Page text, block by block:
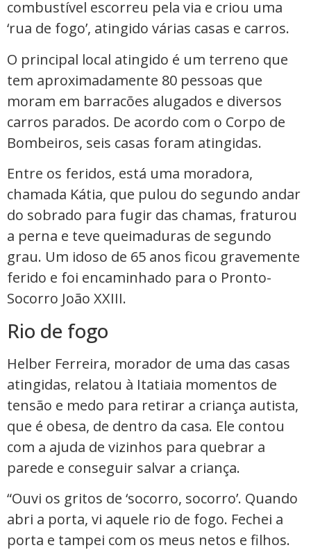
combustível escorreu pela via e criou uma
‘rua de fogo’, atingido várias casas e carros.
O principal local atingido é um terreno que
tem aproximadamente 80 pessoas que
moram em barracões alugados e diversos
carros parados. De acordo com o Corpo de
Bombeiros, seis casas foram atingidas.
Entre os feridos, está uma moradora,
chamada Kátia, que pulou do segundo andar
do sobrado para fugir das chamas, fraturou
a perna e teve queimaduras de segundo
grau. Um idoso de 65 anos ficou gravemente
ferido e foi encaminhado para o Pronto-
Socorro João XXIII.
Rio de fogo
Helber Ferreira, morador de uma das casas
atingidas, relatou à Itatiaia momentos de
tensão e medo para retirar a criança autista,
que é obesa, de dentro da casa. Ele contou
com a ajuda de vizinhos para quebrar a
parede e conseguir salvar a criança.
“Ouvi os gritos de ‘socorro, socorro’. Quando
abri a porta, vi aquele rio de fogo. Fechei a
porta e tampei com os meus netos e filhos.